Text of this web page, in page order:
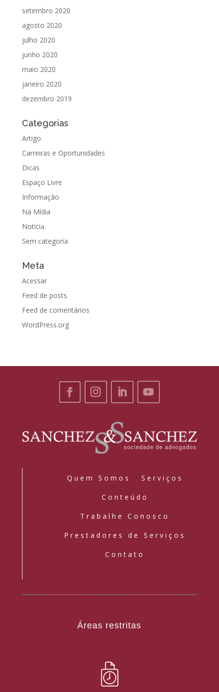
setembro 2020
agosto 2020
julho 2020
junho 2020
maio 2020
janeiro 2020
dezembro 2019
Categorias
Artigo
Carreiras e Oportunidades
Dicas
Espaço Livre
Informação
Na Mídia
Notícia
Sem categoria
Meta
Acessar
Feed de posts
Feed de comentários
WordPress.org
Quem Somos Serviços
Conteúdo
Trabalhe Conosco
Prestadores de Serviços
Contato
Áreas restritas